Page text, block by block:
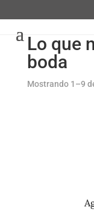
Lo que
boda
Mostrando 1–9